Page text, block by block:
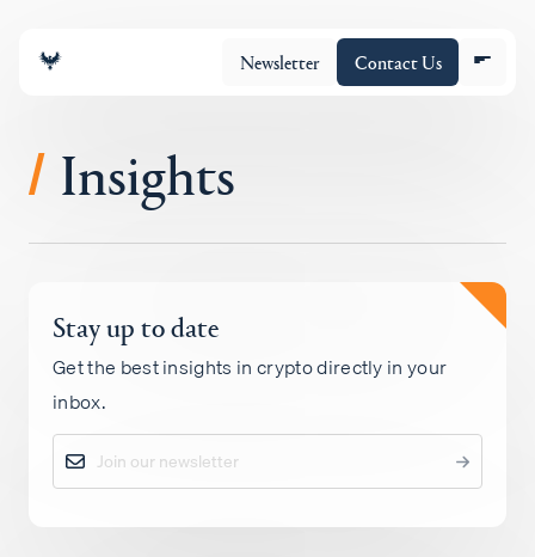
Newsletter Contact Us
チーム
ポートフォリオ
Insights
Policy
/ Insights
Stay up to date
Get the best insights in crypto directly in your
inbox.